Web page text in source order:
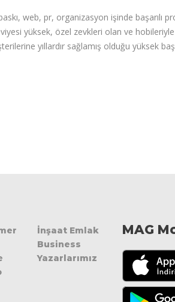
web, pr, organizasyon işinde başarılı
yüksek, özel zevkleri olan ve hobileriyle
yıllardır sağlamış olduğu yüksek
İnşaat Emlak
Business
Yazarlarımız
MAG